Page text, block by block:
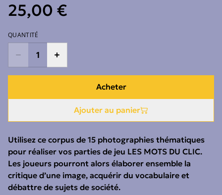
25,00 €
QUANTITÉ
Acheter
Ajouter au panier
Utilisez ce corpus de 15 photographies thématiques
pour réaliser vos parties de jeu LES MOTS DU CLIC.
Les joueurs pourront alors élaborer ensemble la
critique d’une image, acquérir du vocabulaire et
débattre de sujets de société.